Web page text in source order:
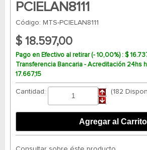
PCIELAN8111
Código: MTS-PCIELAN8111
$ 18.597,00
Pago en Efectivo al retirar (- 10,00%) : $
Transferencia Bancaria - Acreditación 24hs
17.667,15
Cantidad: (182